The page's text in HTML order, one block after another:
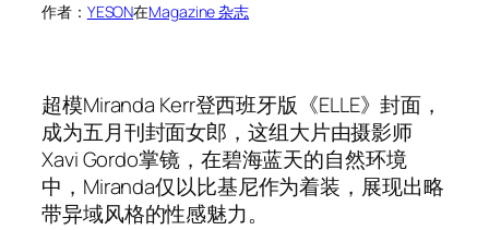
作者： YESON在Magazine 杂志
超模Miranda Kerr登西班牙版《ELLE》封面，
成为五月刊封面女郎，这组大片由摄影师
Xavi Gordo掌镜，在碧海蓝天的自然环境
中，Miranda仅以比基尼作为着装，展现出略
带异域风格的性感魅力。